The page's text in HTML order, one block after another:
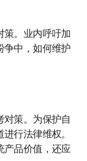
策。业内呼吁加
争中，如何维护
策。为保护自
行法律维权。
产品价值，还应